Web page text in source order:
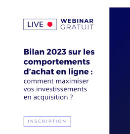
ACQUISITION
E-
COMMERCE
LE
DERNIER
TRIMESTRE
2023
?